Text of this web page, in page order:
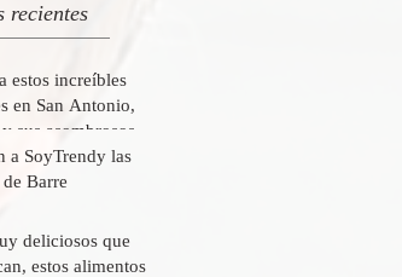
recientes
estos increíbles
en San Antonio,
sus asombrosos
a SoyTrendy las
de Barre
deliciosos que
estos alimentos